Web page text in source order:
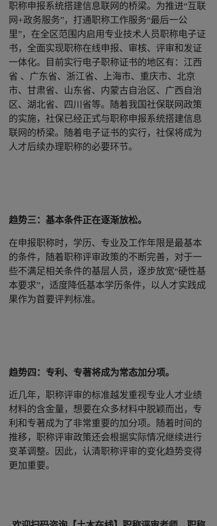
职称申报系统搭建信息联网的桥梁。为推进“互联
网+政务服务”，打通职称工作服务“最后一公
里”，在全区范围内启用专业技术人员职称电子证
书，全面实现职称在线申报、审核、评审和发证
一体化。目前实行电子职称证书的地区有：江西
省 、广东省、浙江省、上海市、重庆市、北京
市、甘肃省、山东省、内蒙古自治区、广西自治
区、湖北省、四川省等。随着我国社保联网政策
的实施，社保已经正式与职称申报系统搭建信息
联网的桥梁。随着电子证书的实行，社保将成为
人才后续办理职称的必要环节。
趋势三：基本条件正在逐渐放松。
在申报职称时，学历、专业及工作年限是最基本
的条件，随着职称评审政策的不断完善，对于一
些不满足相关条件的基层人员，逐步放宽“硬性基
本要求”，适度降低基本学历条件，以人才实践成
果作为首要评判标准。
趋势四：专利、专著将成为常态加分项。
近几年，职称评审的标准越发重视专业人才业绩
材料的含金量，想要在众多材料中脱颖而出，专
利和专著成为了非常重要的加分项。随着时间的
推移，职称评审政策还会根据实际情况继续进行
变革调整。因此，认清职称评审的变化趋势变得
更加重要。